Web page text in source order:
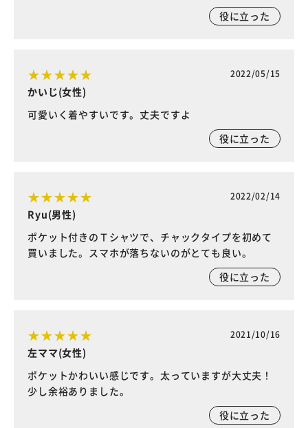
役に立った
2022/05/15
かいじ(女性)
可愛いく着やすいです。丈夫ですよ
役に立った
2022/02/14
Ryu(男性)
ポケット付きのＴシャツで、チャックタイプを初めて
買いました。スマホが落ちないのがとても良い。
役に立った
2021/10/16
左ママ(女性)
ポケットかわいい感じです。太っていますが大丈夫！
少し余裕ありました。
役に立った